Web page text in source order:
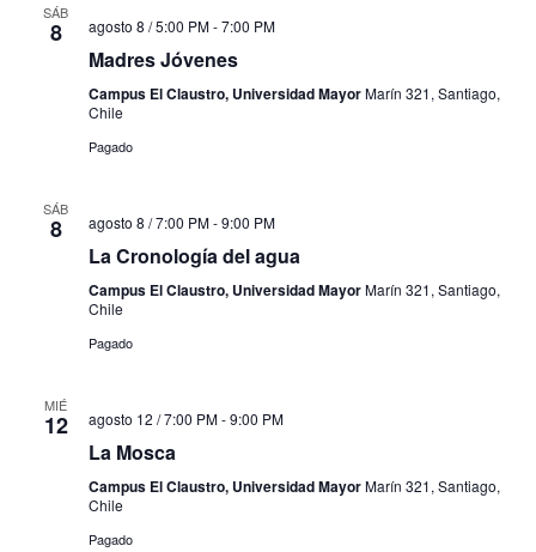
SÁB
8 agosto 8 / 5:00 PM-7:00 PM
Madres Jóvenes
Campus El Claustro, Universidad MayorMarín 321, Santiago,
Chile
Pagado
SÁB
8 agosto 8 / 7:00 PM-9:00 PM
La Cronología del agua
Campus El Claustro, Universidad MayorMarín 321, Santiago,
Chile
Pagado
MIÉ
12 agosto 12 / 7:00 PM-9:00 PM
La Mosca
Campus El Claustro, Universidad MayorMarín 321, Santiago,
Chile
Pagado